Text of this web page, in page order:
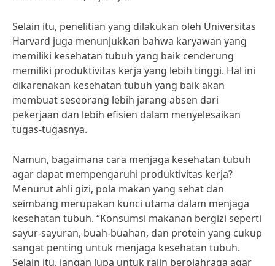
Selain itu, penelitian yang dilakukan oleh Universitas
Harvard juga menunjukkan bahwa karyawan yang
memiliki kesehatan tubuh yang baik cenderung
memiliki produktivitas kerja yang lebih tinggi. Hal ini
dikarenakan kesehatan tubuh yang baik akan
membuat seseorang lebih jarang absen dari
pekerjaan dan lebih efisien dalam menyelesaikan
tugas-tugasnya.
Namun, bagaimana cara menjaga kesehatan tubuh
agar dapat mempengaruhi produktivitas kerja?
Menurut ahli gizi, pola makan yang sehat dan
seimbang merupakan kunci utama dalam menjaga
kesehatan tubuh. “Konsumsi makanan bergizi seperti
sayur-sayuran, buah-buahan, dan protein yang cukup
sangat penting untuk menjaga kesehatan tubuh.
Selain itu, jangan lupa untuk rajin berolahraga agar